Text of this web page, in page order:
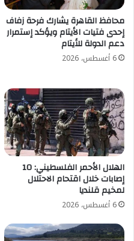
محافظ القاهرة يشارك فرحة زفاف
إحدى فتيات الأيتام ويؤكد إستمرار
دعم الدولة للأيتام
6 أغسطس، 2026
الهلال الأحمر الفلسطيني: 10
إصابات خلال اقتحام الاحتلال
لمخيم قلنديا
6 أغسطس، 2026